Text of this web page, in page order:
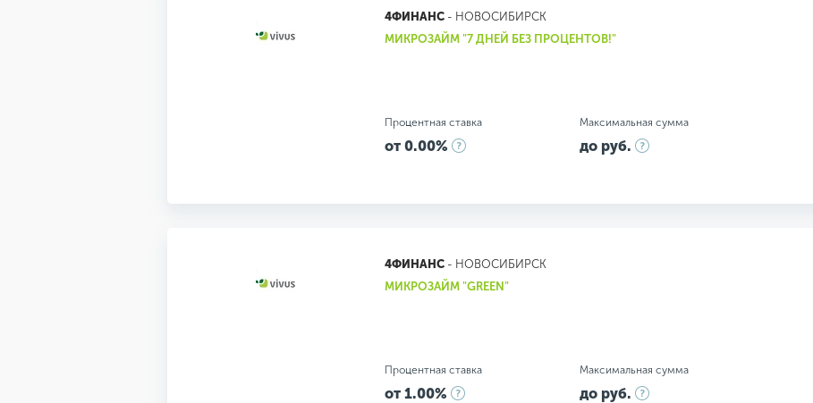
4ФИНАНС- НОВОСИБИРСК
МИКРОЗАЙМ "7 ДНЕЙ БЕЗ ПРОЦЕНТОВ!"
Процентная ставка
от 0.00%
Максимальная сумма
до руб.
4ФИНАНС- НОВОСИБИРСК
МИКРОЗАЙМ "GREEN"
Процентная ставка
от 1.00%
Максимальная сумма
до руб.